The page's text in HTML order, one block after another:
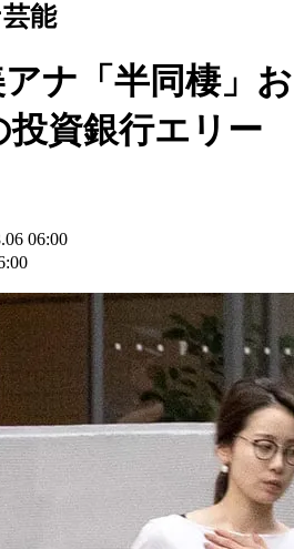
芸能
ナ「半同棲」お
資銀行エリー
06:00